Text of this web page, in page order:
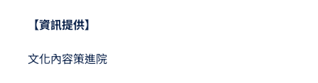
【資訊提供】
文化內容策進院